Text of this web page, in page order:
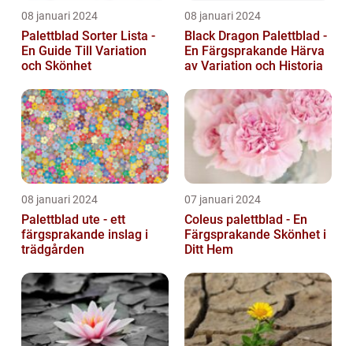
08 januari 2024
Palettblad Sorter Lista -
En Guide Till Variation
och Skönhet
08 januari 2024
Black Dragon Palettblad -
En Färgsprakande Härva
av Variation och Historia
08 januari 2024
Palettblad ute - ett
färgsprakande inslag i
trädgården
07 januari 2024
Coleus palettblad - En
Färgsprakande Skönhet i
Ditt Hem